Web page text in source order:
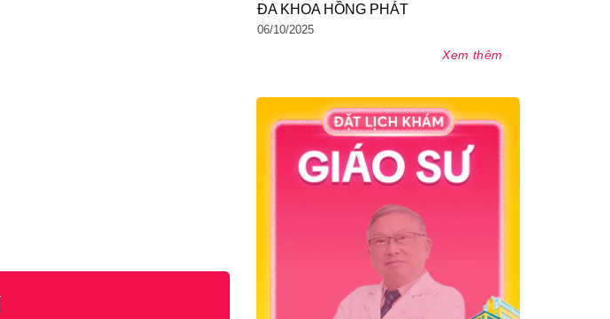
ĐA KHOA HỒNG PHÁT
06/10/2025
Xem thêm